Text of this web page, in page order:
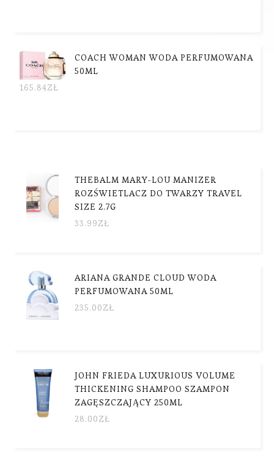
COACH WOMAN WODA PERFUMOWANA
50ML
165.84ZŁ
THEBALM MARY-LOU MANIZER
ROZŚWIETLACZ DO TWARZY TRAVEL
SIZE 2.7G
33.99ZŁ
ARIANA GRANDE CLOUD WODA
PERFUMOWANA 50ML
235.00ZŁ
JOHN FRIEDA LUXURIOUS VOLUME
THICKENING SHAMPOO SZAMPON
ZAGĘSZCZAJĄCY 250ML
28.00ZŁ